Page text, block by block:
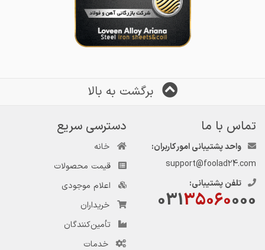
برگشت به بالا
تماس با ما
واحد پشتیبانی امور کاربران:
support@foolad24.com
تلفن پشتیبانی:
03135060000
دسترسی سریع
خانه
قیمت محصولات
اعلام موجودی
خریداران
تأمین‌کنندگان
خدمات